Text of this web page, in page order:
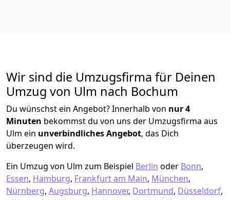
Wir sind die Umzugsfirma für Deinen
Umzug von Ulm nach Bochum
Du wünschst ein Angebot? Innerhalb von nur 4
Minuten bekommst du von uns der Umzugsfirma aus
Ulm ein unverbindliches Angebot, das Dich
überzeugen wird.
Ein Umzug von Ulm zum Beispiel Berlin oder Bonn,
Essen, Hamburg, Frankfurt am Main, München,
Nürnberg, Augsburg, Hannover, Dortmund, Düsseldorf,